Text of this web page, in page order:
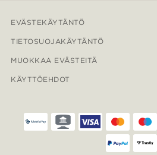
EVÄSTEKÄYTÄNTÖ
TIETOSUOJAKÄYTÄNTÖ
MUOKKAA EVÄSTEITÄ
KÄYTTÖEHDOT